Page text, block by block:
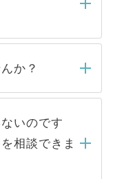
非公開求人は
は公開してい
のある医療機
が殺到する場
合った人材の
ケースが増え
一切ありませ
定をいただい
ん。内定先へ
トナーが行い
か？
ありませんの
トからの登録
個人情報は、
び転職活動の
。お預かりし
いのです
相談できま